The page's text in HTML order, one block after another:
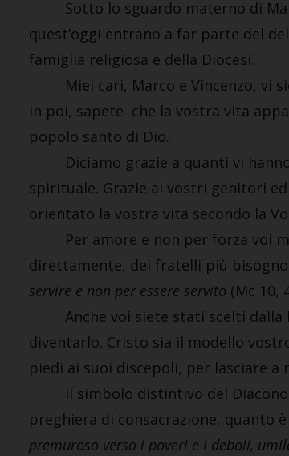
Sotto lo sguardo materno di
quest’oggi entrano a far parte del
famiglia religiosa e della Diocesi.
Miei cari, Marco e Vincenzo, vi
in poi, sapete che la vostra vita
popolo santo di Dio.
Diciamo grazie a quanti vi hanno
spirituale. Grazie ai vostri genitori
orientato la vostra vita secondo la
Per amore e non per forza voi
direttamente, dei fratelli più
servire e non per essere servito (Mc 10,
Anche voi siete stati scelti dalla
diventarlo. Cristo sia il modello
piedi ai suoi discepoli, per lasciare a
Il simbolo distintivo del Diacono
preghiera di consacrazione, quanto
premuroso verso i poveri e i deboli,